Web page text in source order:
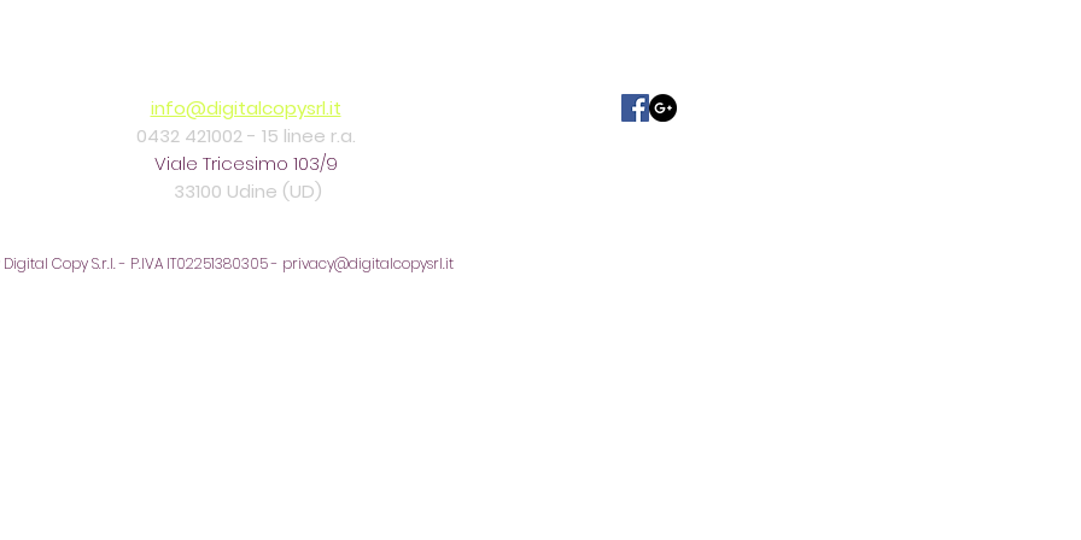
info@digitalcopysrl.it
0432 421002 - 15 linee r.a.
Viale Tricesimo 103/9
33100 Udine (UD)
Copy S.r.l. - P.IVA IT02251380305 - privacy@digitalcopysrl.it